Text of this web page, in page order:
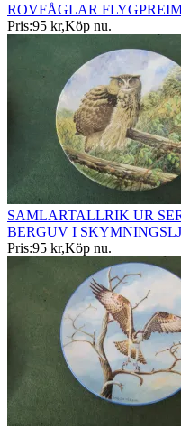
ROVFÅGLAR
Pris:95 kr,Köp nu.
SAMLARTALLRIK UR
BERGUV I
Pris:95 kr,Köp nu.